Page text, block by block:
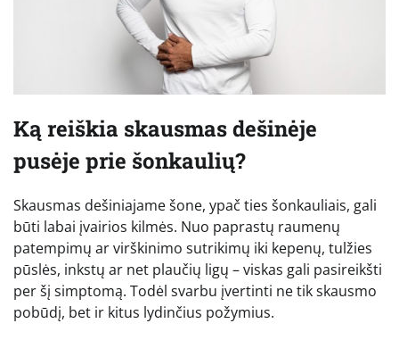
Ką reiškia skausmas dešinėje
pusėje prie šonkaulių?
Skausmas dešiniajame šone, ypač ties šonkauliais, gali
būti labai įvairios kilmės. Nuo paprastų raumenų
patempimų ar virškinimo sutrikimų iki kepenų, tulžies
pūslės, inkstų ar net plaučių ligų – viskas gali pasireikšti
per šį simptomą. Todėl svarbu įvertinti ne tik skausmo
pobūdį, bet ir kitus lydinčius požymius.